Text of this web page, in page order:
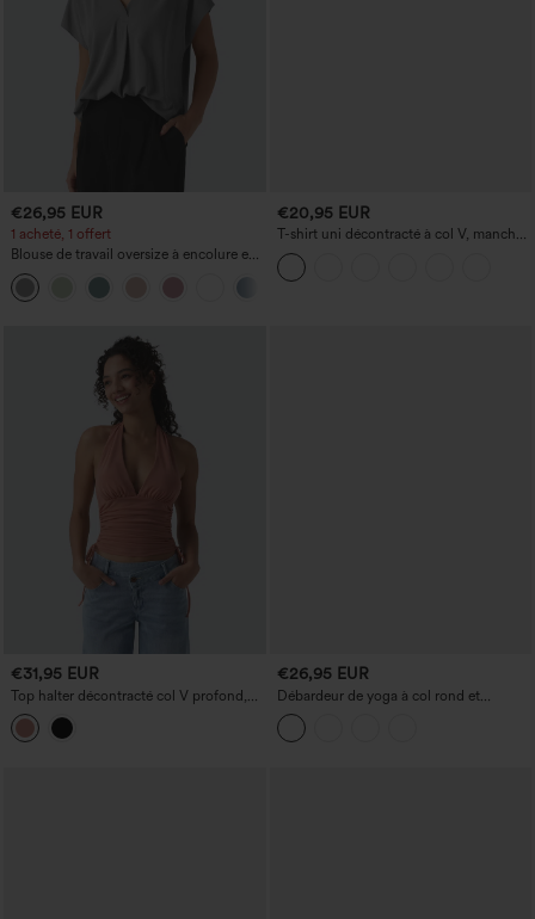
€26,95 EUR
1 acheté, 1 offert
Blouse de travail oversize à encolure en
V, manches courtes, en tissu
anti‑froissage
€20,95 EUR
T-shirt uni décontracté à col V, manches
courtes et fronces
€31,95 EUR
Top halter décontracté col V profond,
dos nu, froncé avec cordon
€26,95 EUR
Débardeur de yoga à col rond et
bretelles croisées, effet rafraîchissant -
UPF50+